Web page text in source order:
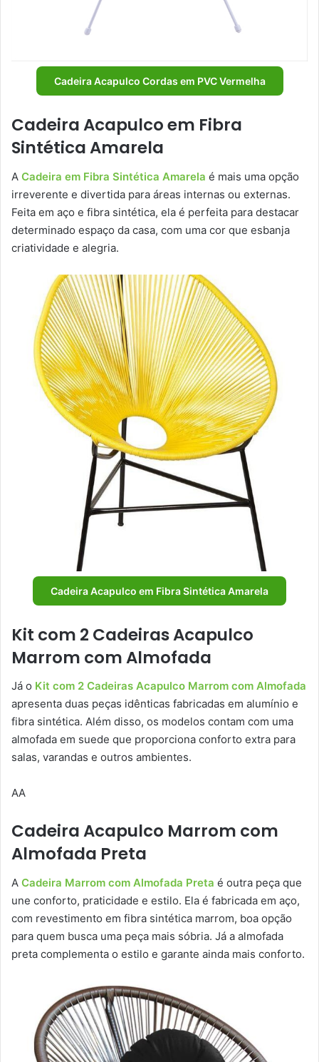
Cadeira Acapulco Cordas em PVC Vermelha
Cadeira Acapulco em Fibra
Sintética Amarela
A Cadeira em Fibra Sintética Amarela é mais uma opção
irreverente e divertida para áreas internas ou externas.
Feita em aço e fibra sintética, ela é perfeita para destacar
determinado espaço da casa, com uma cor que esbanja
criatividade e alegria.
Cadeira Acapulco em Fibra Sintética Amarela
Kit com 2 Cadeiras Acapulco
Marrom com Almofada
Já o Kit com 2 Cadeiras Acapulco Marrom com Almofada
apresenta duas peças idênticas fabricadas em alumínio e
fibra sintética. Além disso, os modelos contam com uma
almofada em suede que proporciona conforto extra para
salas, varandas e outros ambientes.
AA
Cadeira Acapulco Marrom com
Almofada Preta
A Cadeira Marrom com Almofada Preta é outra peça que
une conforto, praticidade e estilo. Ela é fabricada em aço,
com revestimento em fibra sintética marrom, boa opção
para quem busca uma peça mais sóbria. Já a almofada
preta complementa o estilo e garante ainda mais conforto.